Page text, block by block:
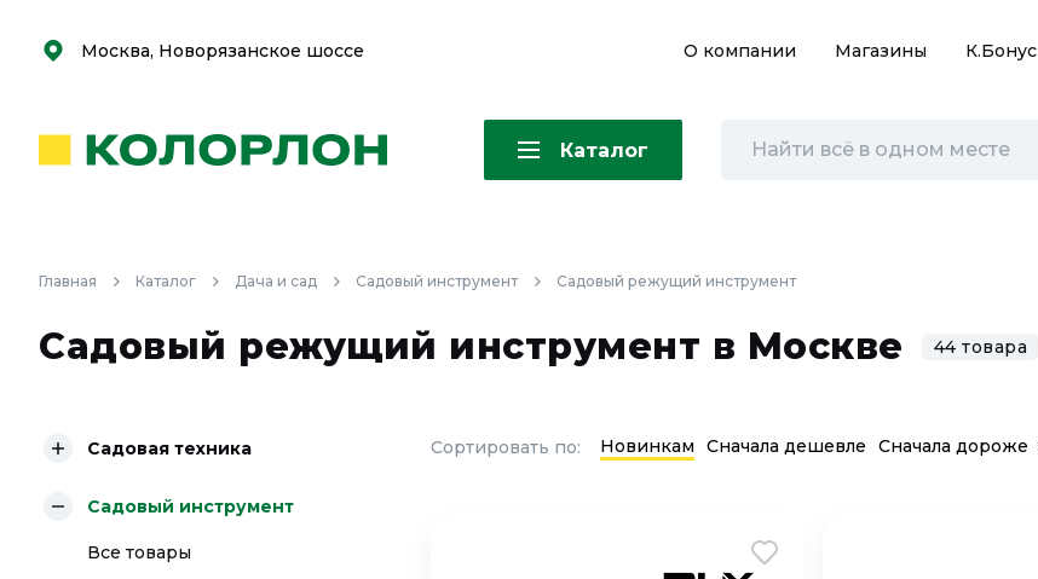
Скоро
Скоро
Москва, Новорязанское шоссе О компании Магазины К.Бонус
Каталог
Главная Каталог Дача и сад Садовый инструмент Садовый режущий инструмент
Садовый режущий инструмент в Москве 44 товара
Садовая техника
Садовый инструмент
Все товары
Сортировать по: Новинкам Сначала дешевле Сначала дороже